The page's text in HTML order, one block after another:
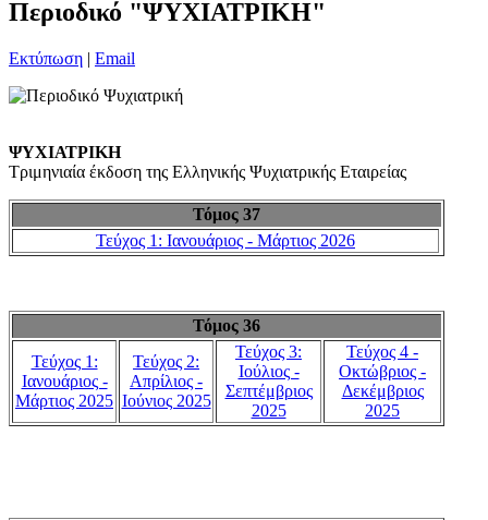
Περιοδικό "ΨΥΧΙΑΤΡΙΚΗ"
Εκτύπωση | Email
ΨΥΧΙΑΤΡΙΚΗ
Τριμηνιαία έκδοση της Ελληνικής Ψυχιατρικής Εταιρείας
Τόμος 37
Τεύχος 1: Ιανουάριος - Μάρτιος 2026
Τόμος 36
Τεύχος 1:
Ιανουάριος -
Μάρτιος 2025
Τεύχος 2:
Απρίλιος -
Ιούνιος 2025
Τεύχος 3:
Ιούλιος -
Σεπτέμβριος
2025
Τεύχος 4 -
Οκτώβριος -
Δεκέμβριος
2025